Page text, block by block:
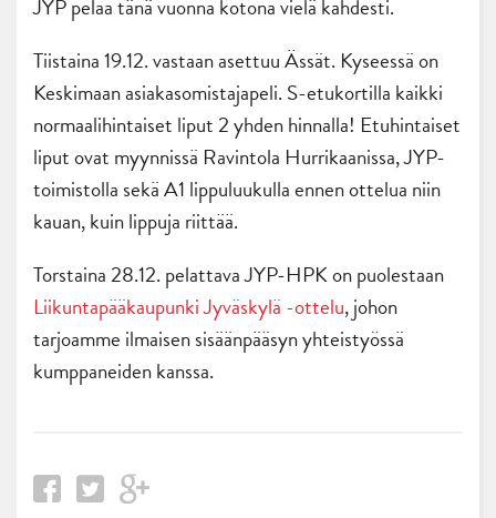
JYP pelaa tänä vuonna kotona vielä kahdesti.
Tiistaina 19.12. vastaan asettuu Ässät. Kyseessä on
Keskimaan asiakasomistajapeli. S-etukortilla kaikki
normaalihintaiset liput 2 yhden hinnalla! Etuhintaiset
liput ovat myynnissä Ravintola Hurrikaanissa, JYP-
toimistolla sekä A1 lippuluukulla ennen ottelua niin
kauan, kuin lippuja riittää.
Torstaina 28.12. pelattava JYP-HPK on puolestaan
Liikuntapääkaupunki Jyväskylä -ottelu, johon
tarjoamme ilmaisen sisäänpääsyn yhteistyössä
kumppaneiden kanssa.